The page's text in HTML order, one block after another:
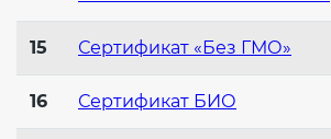
15 Сертификат «Без ГМО»
16 Сертификат БИО